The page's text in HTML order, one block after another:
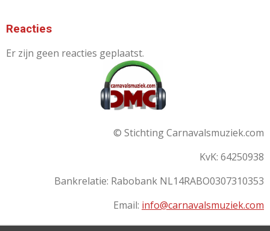
Reacties
Er zijn geen reacties geplaatst.
© Stichting Carnavalsmuziek.com
KvK: 64250938
Bankrelatie: Rabobank NL14RABO0307310353
Email: info@carnavalsmuziek.com